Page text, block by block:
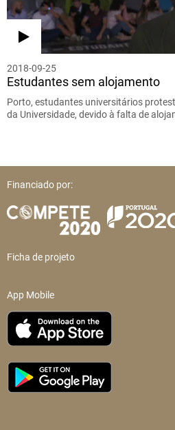
2018-09-25
Estudantes sem alojamento
Porto, estudantes universitários
da Universidade, devido à falta de
Financiado por:
Ficha de projeto
App Mobile